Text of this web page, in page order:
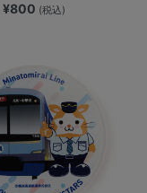
¥800 (税込)